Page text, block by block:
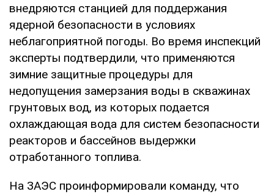
внедряются станцией для поддержания
ядерной безопасности в условиях
неблагоприятной погоды. Во время инспекций
эксперты подтвердили, что применяются
зимние защитные процедуры для
недопущения замерзания воды в скважинах
грунтовых вод, из которых подается
охлаждающая вода для систем безопасности
реакторов и бассейнов выдержки
отработанного топлива.
На ЗАЭС проинформировали команду, что